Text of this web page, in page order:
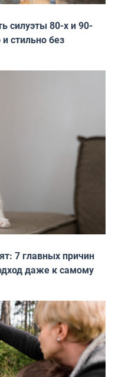
силуэты 80-х и 90-
стильно без
7 главных причин
даже к самому